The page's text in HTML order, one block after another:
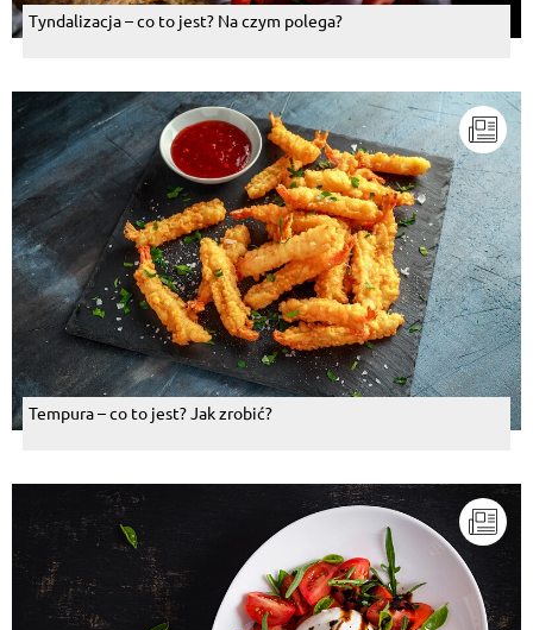
Tyndalizacja – co to jest? Na czym polega?
Tempura – co to jest? Jak zrobić?